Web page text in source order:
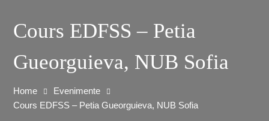
Cours EDFSS – Petia
Gueorguieva, NUB Sofia
Home
Evenimente
Cours EDFSS – Petia Gueorguieva, NUB Sofia